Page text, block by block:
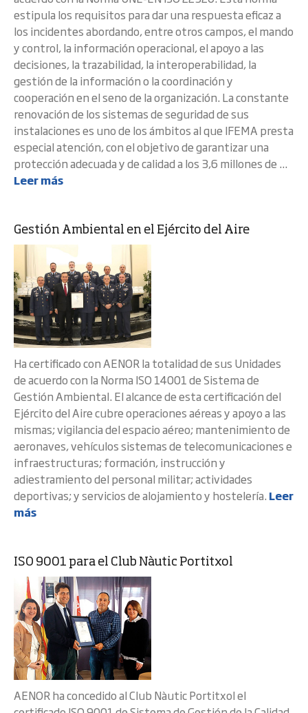
estipula los requisitos para dar una respuesta eficaz a
los incidentes abordando, entre otros campos, el mando
y control, la información operacional, el apoyo a las
decisiones, la trazabilidad, la interoperabilidad, la
gestión de la información o la coordinación y
cooperación en el seno de la organización. La constante
renovación de los sistemas de seguridad de sus
instalaciones es uno de los ámbitos al que IFEMA presta
especial atención, con el objetivo de garantizar una
protección adecuada y de calidad a los 3,6 millones de ...
Leer más
Gestión Ambiental en el Ejército del Aire
Ha certificado con AENOR la totalidad de sus Unidades
de acuerdo con la Norma ISO 14001 de Sistema de
Gestión Ambiental. El alcance de esta certificación del
Ejército del Aire cubre operaciones aéreas y apoyo a las
mismas; vigilancia del espacio aéreo; mantenimiento de
aeronaves, vehículos sistemas de telecomunicaciones e
infraestructuras; formación, instrucción y
adiestramiento del personal militar; actividades
deportivas; y servicios de alojamiento y hostelería. Leer
más
ISO 9001 para el Club Nàutic Portitxol
AENOR ha concedido al Club Nàutic Portitxol el